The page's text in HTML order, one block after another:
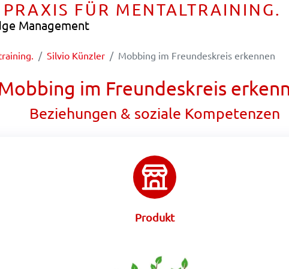
FÜR MENTALTRAINING.
Management
Silvio Künzler Mobbing im Freundeskreis erkennen
im Freundeskreis
Beziehungen & soziale Kompetenzen
Produkt